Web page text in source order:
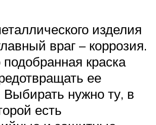
изделия
враг – коррозия.
краска
ее
Выбирать нужно ту, в
есть